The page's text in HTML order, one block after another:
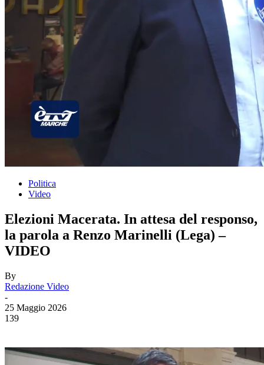
Politica
Video
Elezioni Macerata. In attesa del responso,
la parola a Renzo Marinelli (Lega) –
VIDEO
By
Redazione Video
-
25 Maggio 2026
139